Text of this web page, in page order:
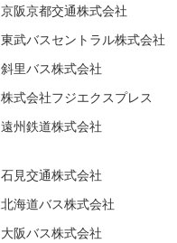
京阪京都交通株式会社
東武バスセントラル株式会社
斜里バス株式会社
株式会社フジエクスプレス
遠州鉄道株式会社
石見交通株式会社
北海道バス株式会社
大阪バス株式会社